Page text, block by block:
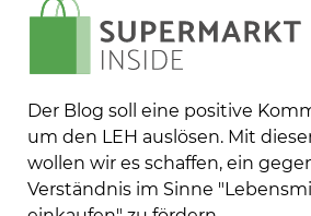
Der Blog soll eine positive
um den LEH auslösen. Mit
wollen wir es schaffen, ein
Verständnis im Sinne